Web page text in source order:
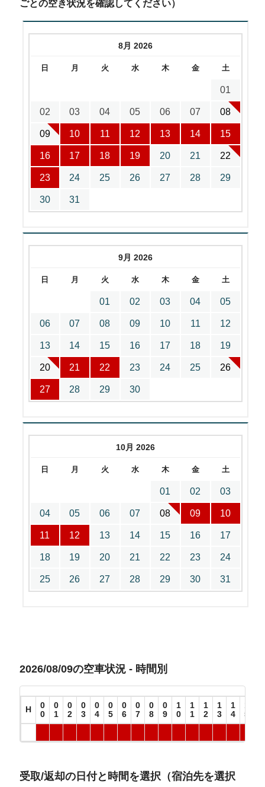
ごとの空き状況を確認してください）
8月 2026
日 月 火 水 木 金 土
01
02 03 04 05 06 07 08
09 10 11 12 13 14 15
16 17 18 19 20 21 22
23 24 25 26 27 28 29
30 31
9月 2026
日 月 火 水 木 金 土
01 02 03 04 05
06 07 08 09 10 11 12
13 14 15 16 17 18 19
20 21 22 23 24 25 26
27 28 29 30
10月 2026
日 月 火 水 木 金 土
01 02 03
04 05 06 07 08 09 10
11 12 13 14 15 16 17
18 19 20 21 22 23 24
25 26 27 28 29 30 31
2026/08/09の空車状況 - 時間別
H
0
0
0
1
0
2
0
3
0
4
0
5
0
6
0
7
0
8
0
9
1
0
1
1
1
2
1
3
1
4
1
5
受取/返却の日付と時間を選択（宿泊先を選択